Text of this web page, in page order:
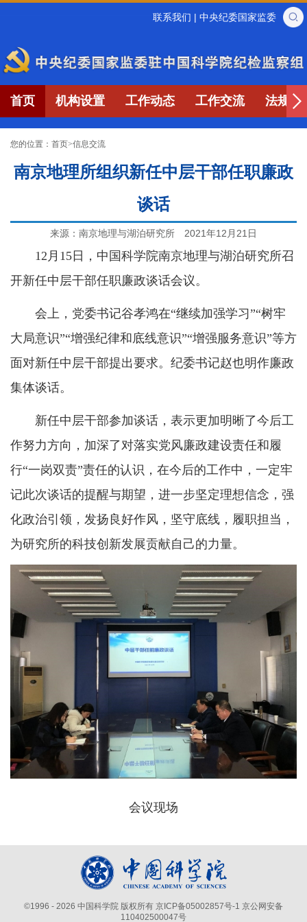
联系我们 | 中央纪委国家监委
首页 机构设置 工作动态 工作交流 法规制
您的位置： 首页>信息交流
南京地理所组织新任中层干部任职廉政
谈话
来源：南京地理与湖泊研究所 2021年12月21日
12月15日，中国科学院南京地理与湖泊研究所召
开新任中层干部任职廉政谈话会议。
会上，党委书记谷孝鸿在“继续加强学习”“树牢
大局意识”“增强纪律和底线意识”“增强服务意识”等方
面对新任中层干部提出要求。纪委书记赵也明作廉政
集体谈话。
新任中层干部参加谈话，表示更加明晰了今后工
作努力方向，加深了对落实党风廉政建设责任和履
行“一岗双责”责任的认识，在今后的工作中，一定牢
记此次谈话的提醒与期望，进一步坚定理想信念，强
化政治引领，发扬良好作风，坚守底线，履职担当，
为研究所的科技创新发展贡献自己的力量。
会议现场
©1996 - 2026 中国科学院 版权所有 京ICP备05002857号-1 京公网安备
110402500047号